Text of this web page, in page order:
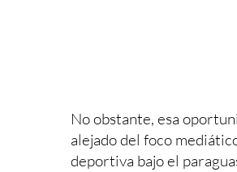
No obstante, esa
alejado del foco
deportiva bajo el